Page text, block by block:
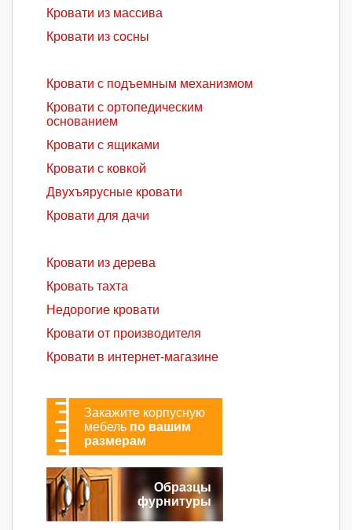
Кровати из массива
Кровати из сосны
Кровати с подъемным механизмом
Кровати с ортопедическим
основанием
Кровати с ящиками
Кровати с ковкой
Двухъярусные кровати
Кровати для дачи
Кровати из дерева
Кровать тахта
Недорогие кровати
Кровати от производителя
Кровати в интернет-магазине
Закажите корпусную
мебель по вашим
размерам
Образцы
фурнитуры